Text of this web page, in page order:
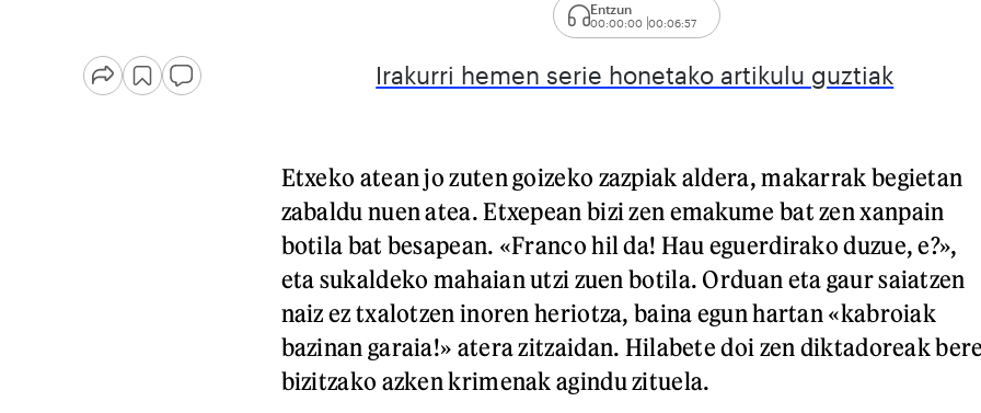
Entzun
00:00:00 00:06:57
Irakurri hemen serie honetako artikulu guztiak
Etxeko atean jo zuten goizeko zazpiak aldera, makarrak begietan
zabaldu nuen atea. Etxepean bizi zen emakume bat zen xanpain
botila bat besapean. «Franco hil da! Hau eguerdirako duzue, e?»,
eta sukaldeko mahaian utzi zuen botila. Orduan eta gaur saiatzen
naiz ez txalotzen inoren heriotza, baina egun hartan «kabroiak
bazinan garaia!» atera zitzaidan. Hilabete doi zen diktadoreak
bizitzako azken krimenak agindu zituela.